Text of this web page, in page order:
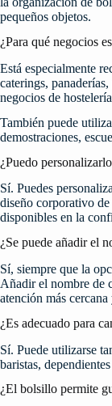
pequeños objetos.
¿Para qué negocios
Está especialmente
caterings,
negocios de
También puede
demostraciones,
¿Puedo
Sí. Puedes
diseño corporativo
disponibles en la
¿Se puede añadir el
Sí, siempre que la
Añadir el nombre de
atención más
¿Es adecuado para
Sí. Puede utilizarse
baristas,
¿El bolsillo permite